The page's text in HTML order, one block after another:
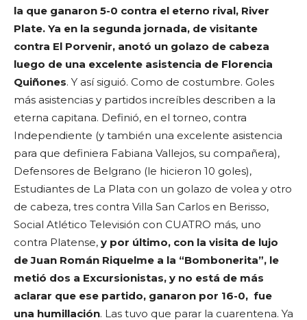
la que ganaron 5-0 contra el eterno rival, River
Plate. Ya en la segunda jornada, de visitante
contra El Porvenir, anotó un golazo de cabeza
luego de una excelente asistencia de Florencia
Quiñones. Y así siguió. Como de costumbre. Goles
más asistencias y partidos increíbles describen a la
eterna capitana. Definió, en el torneo, contra
Independiente (y también una excelente asistencia
para que definiera Fabiana Vallejos, su compañera),
Defensores de Belgrano (le hicieron 10 goles),
Estudiantes de La Plata con un golazo de volea y otro
de cabeza, tres contra Villa San Carlos en Berisso,
Social Atlético Televisión con CUATRO más, uno
contra Platense, y por último, con la visita de lujo
de Juan Román Riquelme a la “Bombonerita”, le
metió dos a Excursionistas, y no está de más
aclarar que ese partido, ganaron por 16-0, fue
una humillación. Las tuvo que parar la cuarentena. Ya